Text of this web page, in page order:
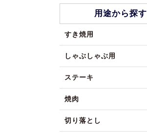
用途から探す
すき焼用
しゃぶしゃぶ用
ステーキ
焼肉
切り落とし